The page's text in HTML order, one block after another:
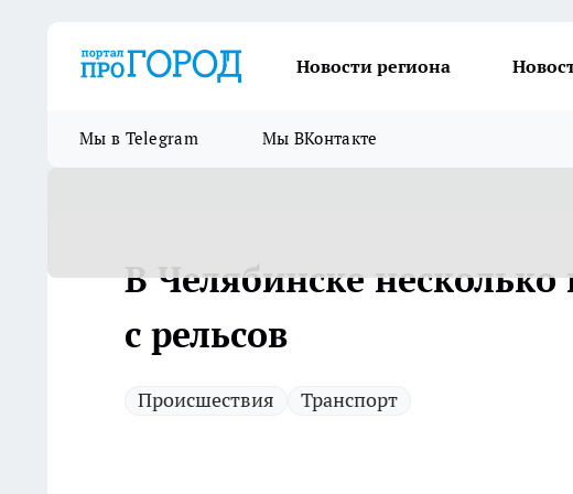
Новости региона
Мы в Telegram Мы ВКонтакте
В Челябинске
с рельсов
Происшествия Транспорт